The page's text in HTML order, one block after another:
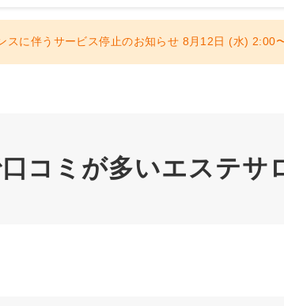
スに伴うサービス停止のお知らせ 8月12日 (水) 2:00
コミが多いエステサ